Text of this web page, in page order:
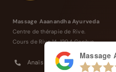
Massage Aaanandha Ayurveda
Centre de thérapie de Rive.
Cours de Rive 14, 1204 Genève
Anaïs : +41 77 4277 358
Massage